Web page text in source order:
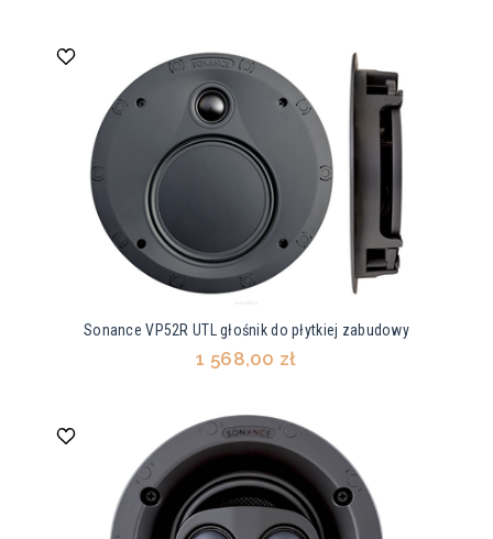
Sonance VP52R UTL głośnik do płytkiej zabudowy
1 568,00 zł